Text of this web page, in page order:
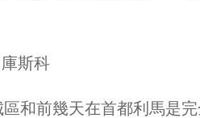
斯科
和前幾天在首都利馬是